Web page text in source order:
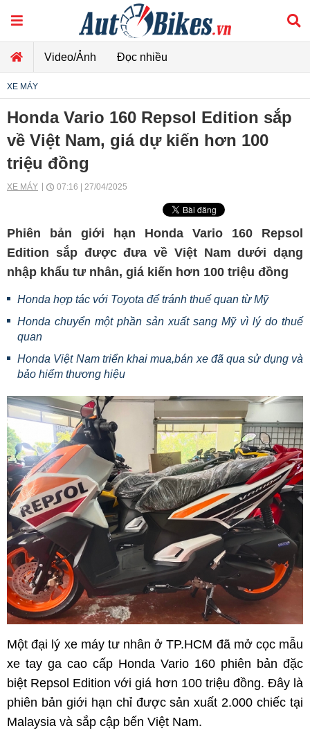
Video/Ảnh Đọc nhiều
XE MÁY
Honda Vario 160 Repsol Edition sắp
về Việt Nam, giá dự kiến hơn 100
triệu đồng
XE MÁY 07:16 | 27/04/2025
Phiên bản giới hạn Honda Vario 160 Repsol
Edition sắp được đưa về Việt Nam dưới dạng
nhập khẩu tư nhân, giá kiến hơn 100 triệu đồng
Honda hợp tác với Toyota để tránh thuế quan từ Mỹ
Honda chuyển một phần sản xuất sang Mỹ vì lý do thuế
quan
Honda Việt Nam triển khai mua,bán xe đã qua sử dụng và
bảo hiểm thương hiệu
Một đại lý xe máy tư nhân ở TP.HCM đã mở cọc mẫu
xe tay ga cao cấp Honda Vario 160 phiên bản đặc
biệt Repsol Edition với giá hơn 100 triệu đồng. Đây là
phiên bản giới hạn chỉ được sản xuất 2.000 chiếc tại
Malaysia và sắp cập bến Việt Nam.